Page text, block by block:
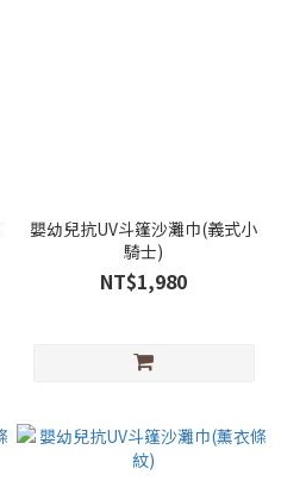
嬰幼兒抗UV斗篷沙灘巾(義式小
騎士)
NT$1,980